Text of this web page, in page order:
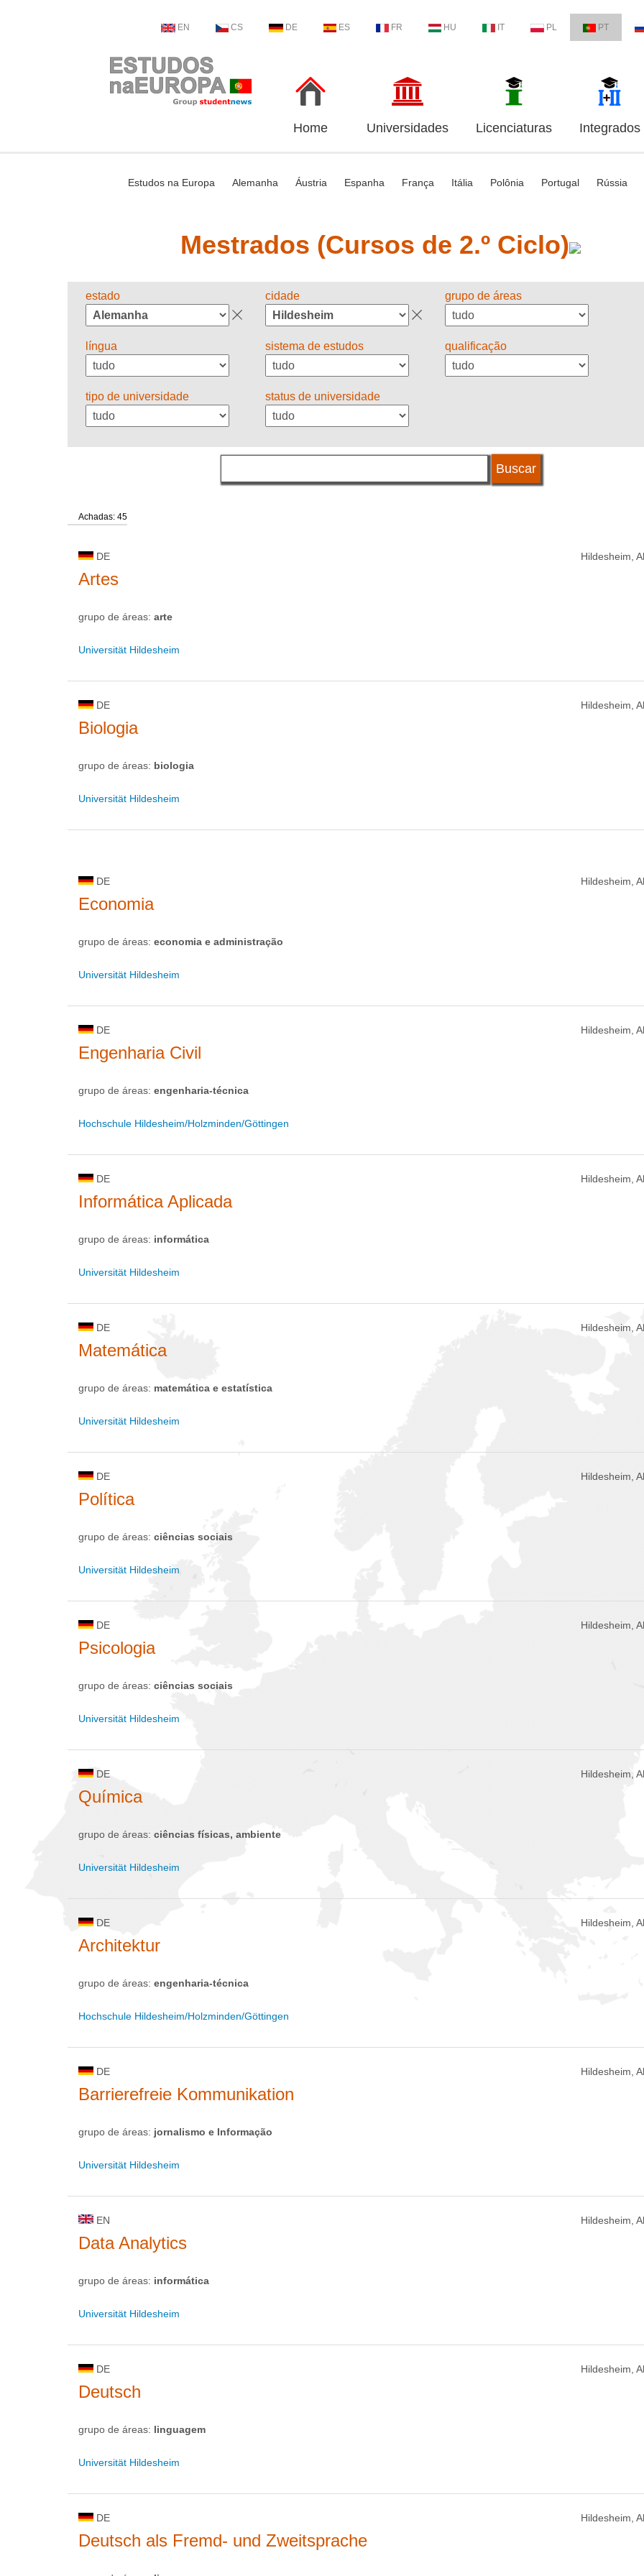
EN CS DE ES FR HU IT PL PT
Home Universidades Licenciaturas Integrados
Estudos na Europa Alemanha Áustria Espanha França Itália Polônia Portugal Rússia
Mestrados (Cursos de 2.º Ciclo)
estado cidade grupo de áreas
língua sistema de estudos qualificação
tipo de universidade status de universidade
Achadas: 45
DE Hildesheim,
Artes
grupo de áreas: arte
Universität Hildesheim
DE Hildesheim,
Biologia
grupo de áreas: biologia
Universität Hildesheim
DE Hildesheim,
Economia
grupo de áreas: economia e administração
Universität Hildesheim
DE Hildesheim,
Engenharia Civil
grupo de áreas: engenharia-técnica
Hochschule Hildesheim/Holzminden/Göttingen
DE Hildesheim,
Informática Aplicada
grupo de áreas: informática
Universität Hildesheim
DE Hildesheim,
Matemática
grupo de áreas: matemática e estatística
Universität Hildesheim
DE Hildesheim,
Política
grupo de áreas: ciências sociais
Universität Hildesheim
DE Hildesheim,
Psicologia
grupo de áreas: ciências sociais
Universität Hildesheim
DE Hildesheim,
Química
grupo de áreas: ciências físicas, ambiente
Universität Hildesheim
DE Hildesheim,
Architektur
grupo de áreas: engenharia-técnica
Hochschule Hildesheim/Holzminden/Göttingen
DE Hildesheim,
Barrierefreie Kommunikation
grupo de áreas: jornalismo e Informação
Universität Hildesheim
EN Hildesheim,
Data Analytics
grupo de áreas: informática
Universität Hildesheim
DE Hildesheim,
Deutsch
grupo de áreas: linguagem
Universität Hildesheim
DE Hildesheim,
Deutsch als Fremd- und Zweitsprache